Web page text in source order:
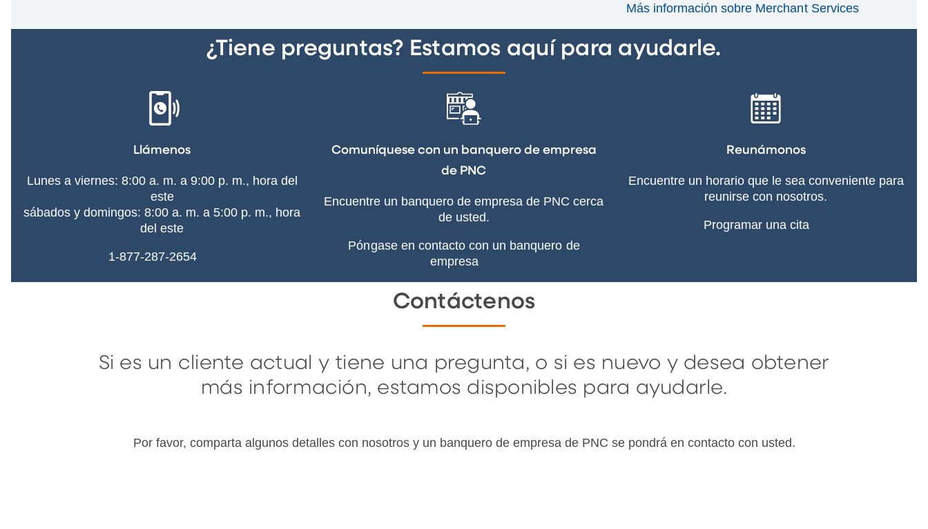
Más información sobre Merchant Services
¿Tiene preguntas? Estamos aquí para ayudarle.
Llámenos
Lunes a viernes: 8:00 a. m. a 9:00 p. m., hora del
este
sábados y domingos: 8:00 a. m. a 5:00 p. m., hora
del este
1-877-287-2654
Comuníquese con un banquero de empresa
de PNC
Encuentre un banquero de empresa de PNC cerca
de usted.
Póngase en contacto con un banquero de
empresa
Reunámonos
Encuentre un horario que le sea conveniente para
reunirse con nosotros.
Programar una cita
Contáctenos
Si es un cliente actual y tiene una pregunta, o si es nuevo y desea obtener
más información, estamos disponibles para ayudarle.
Por favor, comparta algunos detalles con nosotros y un banquero de empresa de PNC se pondrá en contacto con usted.